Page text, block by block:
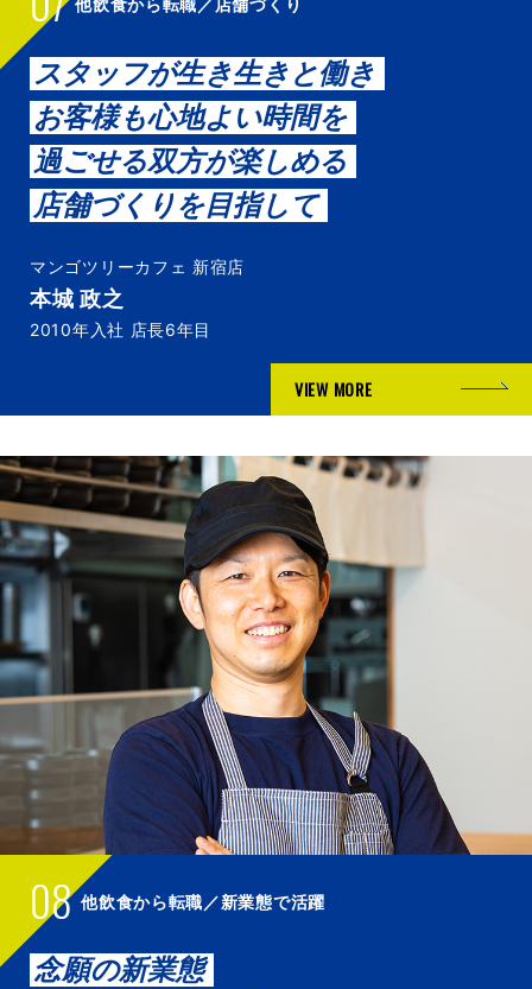
他飲食から転職／店舗づくり
スタッフが生き生きと働き
お客様も心地よい時間を
過ごせる双方が楽しめる
店舗づくりを目指して
マンゴツリーカフェ 新宿店
本城 政之
2010年入社 店長6年目
VIEW MORE
08 他飲食から転職／新業態で活躍
念願の新業態